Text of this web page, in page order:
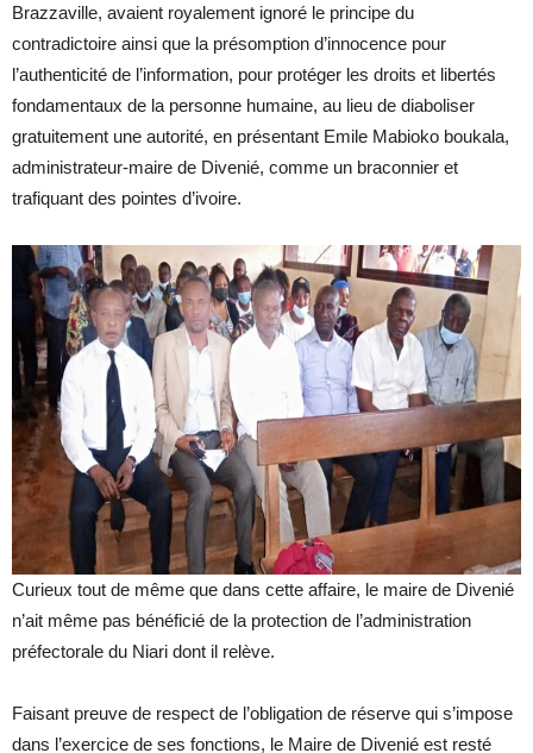
Brazzaville, avaient royalement ignoré le principe du
contradictoire ainsi que la présomption d’innocence pour
l’authenticité de l’information, pour protéger les droits et libertés
fondamentaux de la personne humaine, au lieu de diaboliser
gratuitement une autorité, en présentant Emile Mabioko boukala,
administrateur-maire de Divenié, comme un braconnier et
trafiquant des pointes d’ivoire.
Curieux tout de même que dans cette affaire, le maire de Divenié
n’ait même pas bénéficié de la protection de l’administration
préfectorale du Niari dont il relève.
Faisant preuve de respect de l’obligation de réserve qui s’impose
dans l’exercice de ses fonctions, le Maire de Divenié est resté